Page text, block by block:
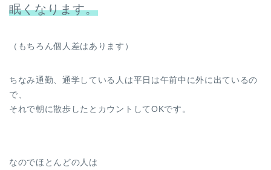
眠くなります。
（もちろん個人差はあります）
ちなみ通勤、通学している人は平日は午前中に外に出ているの
で、
それで朝に散歩したとカウントしてOKです。
なのでほとんどの人は